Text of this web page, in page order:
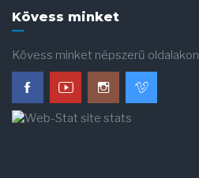
Kövess minket
Kövess minket népszerű oldalakon